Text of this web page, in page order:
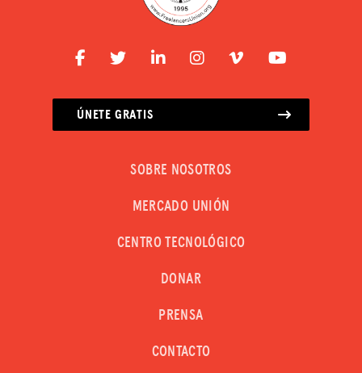
ÚNETE GRATIS
SOBRE NOSOTROS
MERCADO UNIÓN
CENTRO TECNOLÓGICO
DONAR
PRENSA
CONTACTO